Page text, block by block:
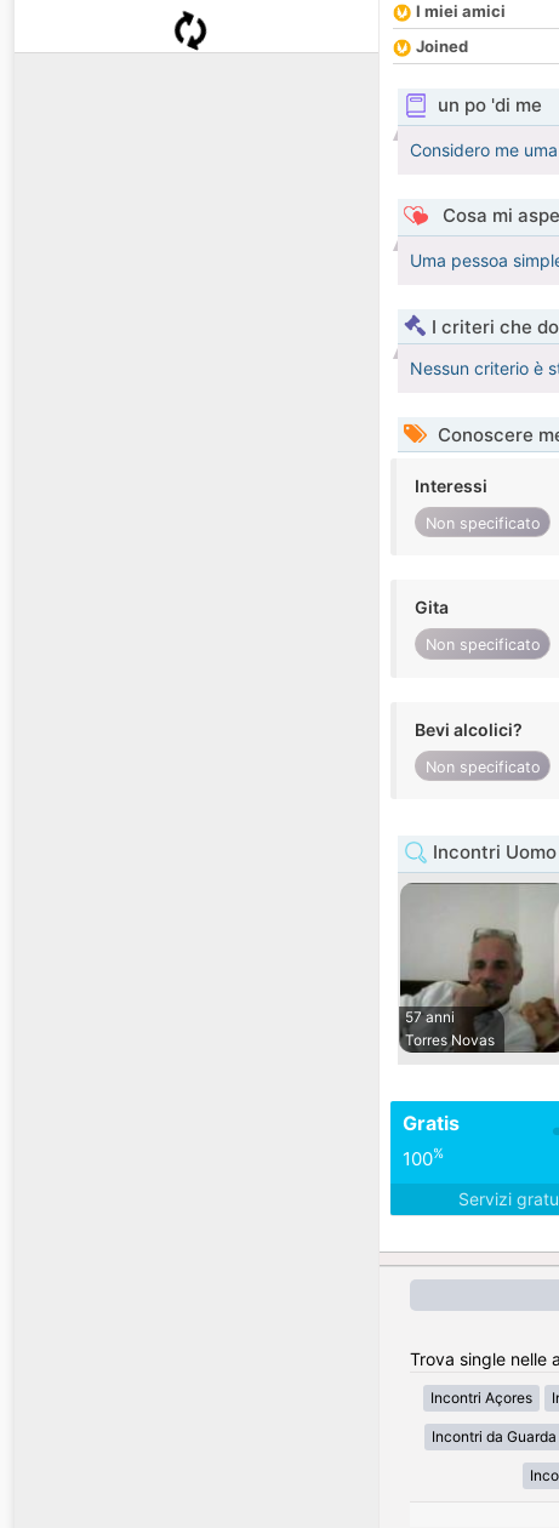
I miei amici
Joined
un po 'di me
Considero me
Cosa mi
Uma pessoa
I criteri che
Nessun criterio è
Conoscere
Interessi
Non specificato
Gita
Non specificato
Bevi alcolici?
Non specificato
Incontri
57 anni
Torres Novas
Gratis
100%
Servizi
Trova single nelle
Incontri Açores
Incontri da Guarda